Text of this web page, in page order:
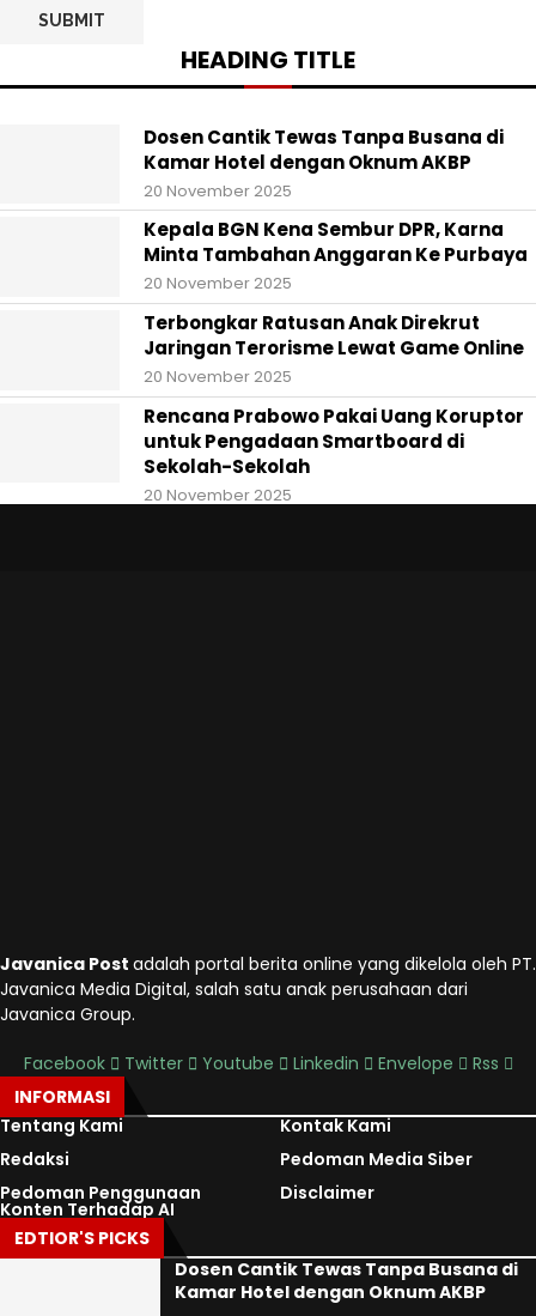
HEADING TITLE
Dosen Cantik Tewas Tanpa Busana di
Kamar Hotel dengan Oknum AKBP
20 November 2025
Kepala BGN Kena Sembur DPR, Karna
Minta Tambahan Anggaran Ke Purbaya
20 November 2025
Terbongkar Ratusan Anak Direkrut
Jaringan Terorisme Lewat Game Online
20 November 2025
Rencana Prabowo Pakai Uang Koruptor
untuk Pengadaan Smartboard di
Sekolah-Sekolah
20 November 2025
Javanica Post adalah portal berita online yang dikelola oleh PT.
Javanica Media Digital, salah satu anak perusahaan dari
Javanica Group.
Facebook Twitter Youtube Linkedin Envelope
Rss
INFORMASI
Tentang Kami
Kontak Kami
Redaksi
Pedoman Media Siber
Pedoman Penggunaan
Konten Terhadap AI
Disclaimer
EDTIOR'S PICKS
Dosen Cantik Tewas Tanpa Busana di
Kamar Hotel dengan Oknum AKBP